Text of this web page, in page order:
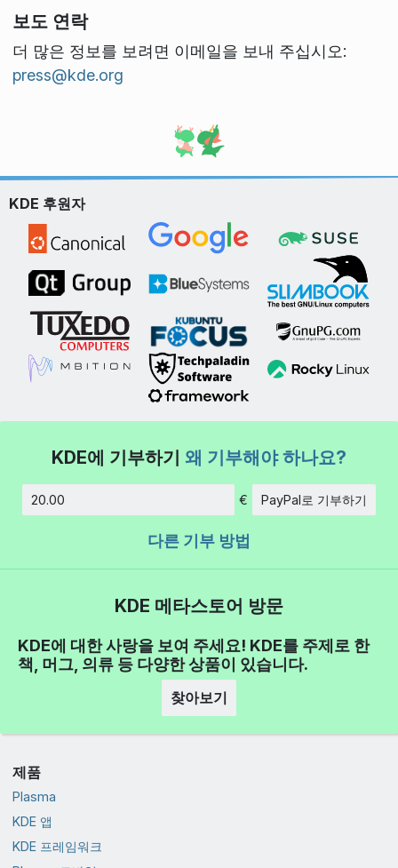
보도 연락
더 많은 정보를 보려면 이메일을 보내 주십시오:
press@kde.org
KDE 후원자
KDE에 기부하기 왜 기부해야 하나요?
€ PayPal로 기부하기
다른 기부 방법
KDE 메타스토어 방문
KDE에 대한 사랑을 보여 주세요! KDE를 주제로 한
책, 머그, 의류 등 다양한 상품이 있습니다.
찾아보기
제품
Plasma
KDE 앱
KDE 프레임워크